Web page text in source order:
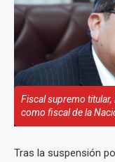
Fiscal supremo
como fiscal de la
Tras la suspensión